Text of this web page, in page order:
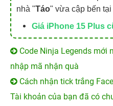
nhà "Táo" vừa cập bến tại
Giá iPhone 15 Plus
Code Ninja Legends mới
nhập mã nhận quà
Cách nhận tick trắng
Tài khoản của bạn đã có